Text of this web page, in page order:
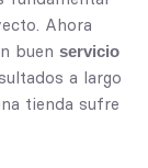
Ahora
buen servicio
a largo
tienda sufre